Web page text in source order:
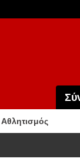
Αθλητισμός